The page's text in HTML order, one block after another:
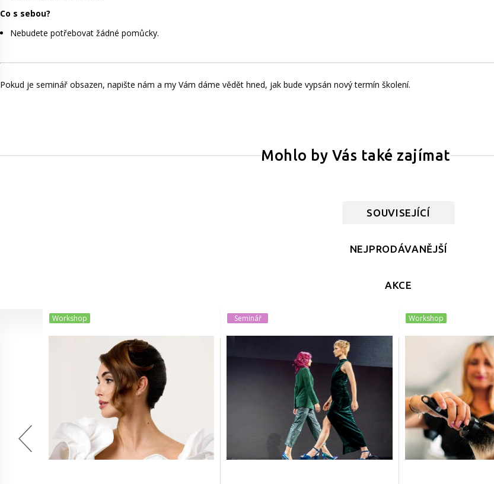
Co s sebou?
Nebudete potřebovat žádné pomůcky.
Pokud je seminář obsazen, napište nám a my Vám dáme vědět hned, jak bude vypsán nový termín školení.
Mohlo by Vás také zajímat
SOUVISEJÍCÍ
NEJPRODÁVANĚJŠÍ
AKCE
Workshop Seminář Workshop